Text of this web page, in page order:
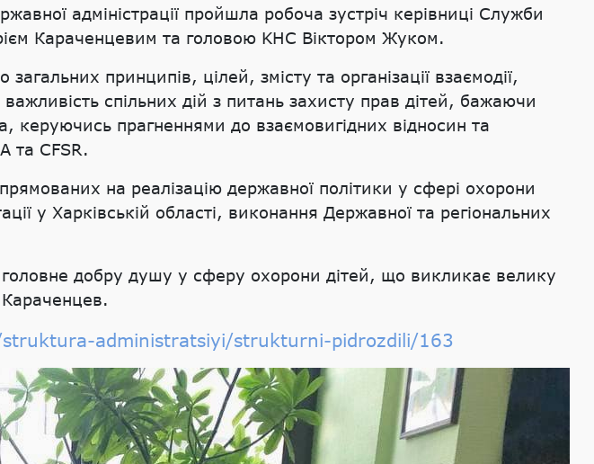
адміністрації пройшла робоча зустріч керівниці Служби
Караченцевим та головою KHC Віктором Жуком.
принципів, цілей, змісту та організації взаємодії,
спільних дій з питань захисту прав дітей, бажаючи
керуючись прагненнями до взаємовигідних відносин та
та CFSR.
на реалізацію державної політики у сфері охорони
у Харківській області, виконання Державної та регіональних
головне добру душу у сферу охорони дітей, що викликає велику
Караченцев.
administratsiyi/strukturni-pidrozdili/163